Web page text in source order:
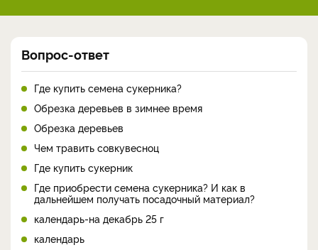
Вопрос-ответ
Где купить семена сукерника?
Обрезка деревьев в зимнее время
Обрезка деревьев
Чем травить совкувесноц
Где купить сукерник
Где приобрести семена сукерника? И как в
дальнейшем получать посадочный материал?
календарь-на декабрь 25 г
календарь